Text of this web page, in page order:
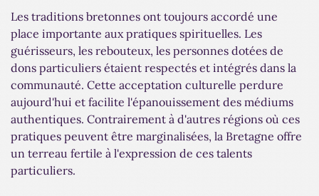
Les traditions bretonnes ont toujours accordé une
place importante aux pratiques spirituelles. Les
guérisseurs, les rebouteux, les personnes dotées de
dons particuliers étaient respectés et intégrés dans la
communauté. Cette acceptation culturelle perdure
aujourd'hui et facilite l'épanouissement des médiums
authentiques. Contrairement à d'autres régions où ces
pratiques peuvent être marginalisées, la Bretagne offre
un terreau fertile à l'expression de ces talents
particuliers.